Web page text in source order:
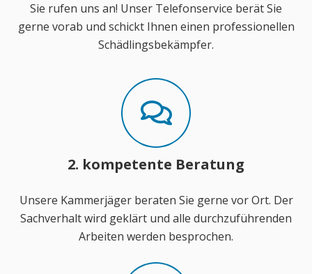
Sie rufen uns an! Unser Telefonservice berät Sie
gerne vorab und schickt Ihnen einen professionellen
Schädlingsbekämpfer.
2. kompetente Beratung
Unsere Kammerjäger beraten Sie gerne vor Ort. Der
Sachverhalt wird geklärt und alle durchzuführenden
Arbeiten werden besprochen.